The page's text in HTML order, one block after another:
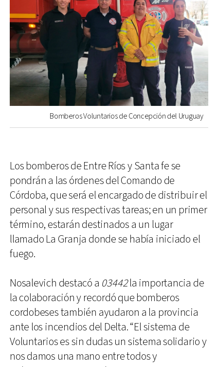
Bomberos Voluntarios de Concepción del Uruguay
Los bomberos de Entre Ríos y Santa fe se
pondrán a las órdenes del Comando de
Córdoba, que será el encargado de distribuir el
personal y sus respectivas tareas; en un primer
término, estarán destinados a un lugar
llamado La Granja donde se había iniciado el
fuego.
Nosalevich destacó a 03442la importancia de
la colaboración y recordó que bomberos
cordobeses también ayudaron a la provincia
ante los incendios del Delta. “El sistema de
Voluntarios es sin dudas un sistema solidario y
nos damos una mano entre todos y